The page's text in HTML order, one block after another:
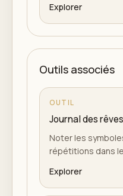
Explorer
Outils associés
OUTIL
Journal des rêves
Noter les
répétitions dans
Explorer